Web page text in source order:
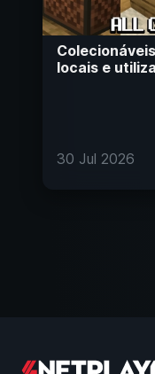
locais e
30 Jul 2026